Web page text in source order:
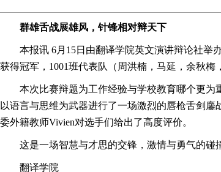
群雄舌战展雄风，针锋相对辩天下
本报讯 6月15日由翻译学院英文演讲辩论社举
获得冠军，1001班代表队（周洪楠，马延，余秋梅
本次比赛辩题为工作经验与学校教育哪个更为
以语言与思维为武器进行了一场激烈的唇枪舌剑
委外籍教师Vivien对选手们给出了高度评价。
这是一场智慧与才思的交锋，激情与勇气的碰
翻译学院